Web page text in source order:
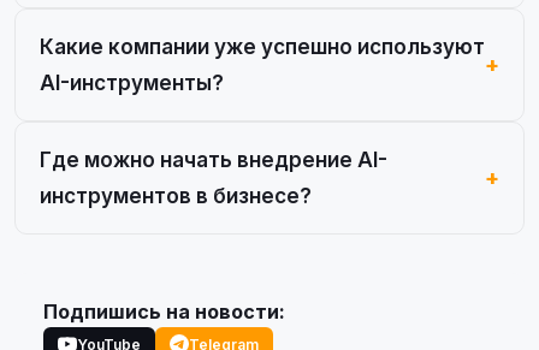
Какие компании уже успешно используют
AI-инструменты?
Где можно начать внедрение AI-
инструментов в бизнесе?
Подпишись на новости:
YouTube Telegram